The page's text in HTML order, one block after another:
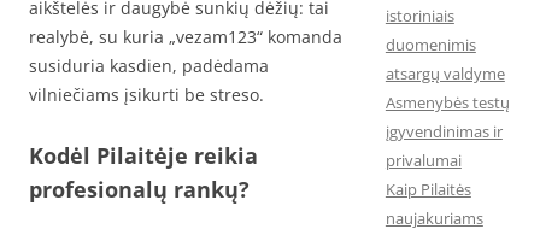
aikštelės ir daugybė sunkių dėžių: tai
realybė, su kuria „vezam123“ komanda
susiduria kasdien, padėdama
vilniečiams įsikurti be streso.
Kodėl Pilaitėje reikia
profesionalų rankų?
istoriniais
duomenimis
atsargų valdyme
Asmenybės testų
įgyvendinimas ir
privalumai
Kaip Pilaitės
naujakuriams